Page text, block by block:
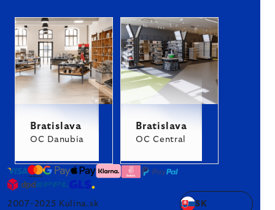
Bratislava
OC Danubia
Bratislava
OC Central
2007–2025 Kulina.sk SK